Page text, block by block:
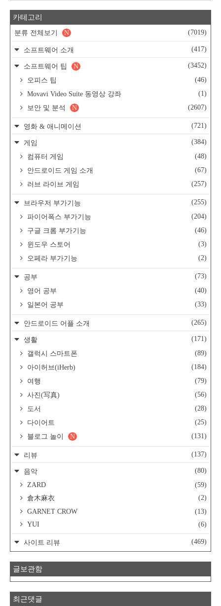
카테고리
분류 전체보기 (7019)
N
소프트웨어 소개 (417)
소프트웨어 팁 (3452)
N
오피스 팁
(46)
Movavi Video Suite 동영상 강좌
(1)
보안 및 분석
(2607)
N
영화 & 애니메이션 (721)
게임
(384)
컴퓨터 게임
(48)
안드로이드 게임 소개
(67)
러브 라이브 게임
(257)
브라우저 부가기능
(255)
파이어폭스 부가기능
(204)
구글 크롬 부가기능
(46)
윈도우 스토어
(3)
오페라 부가기능
(2)
공부
(73)
영어 공부
(40)
일본어 공부
(33)
안드로이드 어플 소개 (265)
생활
(171)
갤럭시 스마트폰
(89)
아이허브(iHerb)
(184)
여행
(79)
사진(写真)
(56)
도서
(28)
다이어트
(25)
블로그 놀이
(131)
N
리뷰 (137)
음악
(80)
ZARD
(59)
倉木麻衣
(2)
GARNET CROW
(13)
YUI
(6)
사이트 리뷰 (469)
글보관함
최근댓글